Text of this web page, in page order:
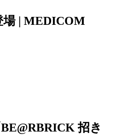
| MEDICOM
招き